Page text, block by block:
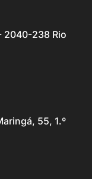
2040-238 Rio
55, 1.º